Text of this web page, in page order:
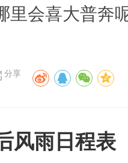
里会喜大普奔
分享
风雨日程表